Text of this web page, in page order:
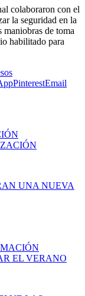
colaboraron con el
la seguridad en la
maniobras de toma
habilitado para
PinterestEmail
UNA NUEVA
EL VERANO